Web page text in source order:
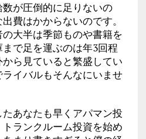
数が圧倒的に足りないの
費はかからないのです。
の大半は季節ものや書籍を
で足を運ぶのは年3回程
ら見ていると繁盛してい
イバルもそんなにいませ
あなたも早くアパマン投
ランクルーム投資を始め